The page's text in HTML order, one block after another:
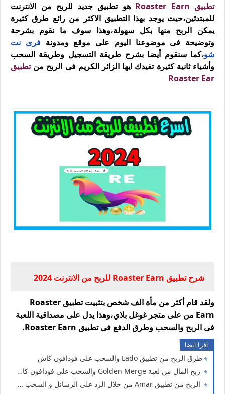
تطبيق Roaster Earn
هو تطبيق جديد للربح من الانترنت
للمبتدئين،حيث يوجد بهذا التطبيق الاكثر من رائع طرق كثيرة
يمكن الربح منها بكل سهولة،وهذا سوف ما نقوم بشرحة
وتوضيحة فى موضوعنا اليوم على موقع ومدونةفرى نت
شو،كما سنقوم أيضا بشرح طريقة التسجيل وطريقة السحب
وأشياء ثانية كثيرة تفيدك ايها الزائر الكريم فى الربح منتطبيق
Roaster Ear
شرح تطبيق Roaster Earn للربح من الانترنت 2024
ولقد قام أكثر من مأة الف شخص بتثبيت تطبيق Roaster
Earn من على متجر غوغل بلاي،وهذا يدل على مصداقية اللعبة
فى الربح والسحب وطرق الدفع فى تطبيق Roaster Earn.
اقرا ايضا
طرق الربح من تطبيق Lado والسحب على فودافون كاش
ربح المال من لعبة Golden Merge والسحب على فودافون كاش ،اورنج كاش،اتصالات كاش
الربح من تطبيق Amar من خلال الرد على الرسائل و السحب فودافون كاش